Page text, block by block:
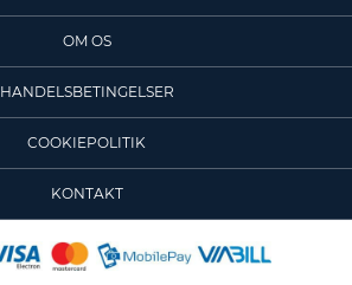
OM OS
HANDELSBETINGELSER
COOKIEPOLITIK
KONTAKT